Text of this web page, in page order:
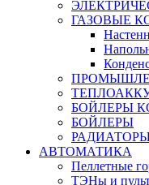
ГАЗОВЫЕ
БОЙЛЕРЫ
БОЙЛЕРЫ
АВТОМАТИКА
Пеллетные
ТЭНы и